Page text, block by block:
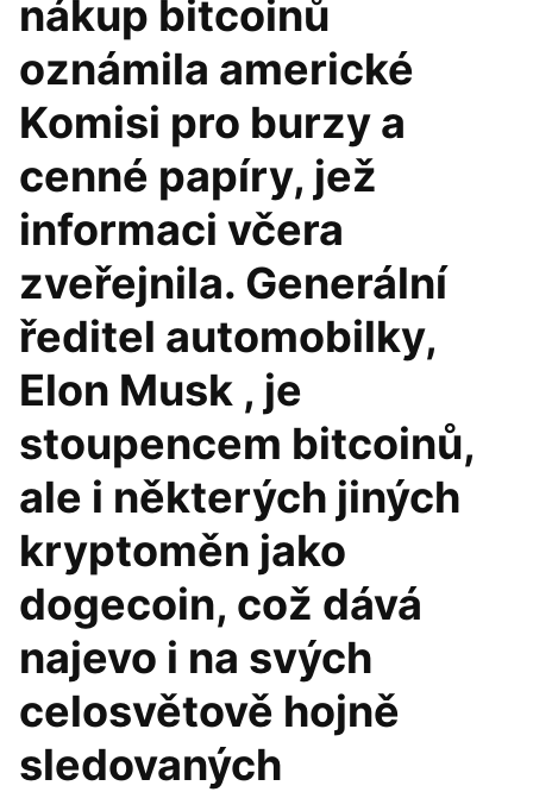
nákup bitcoinů
oznámila americké
Komisi pro burzy a
cenné papíry, jež
informaci včera
zveřejnila. Generální
ředitel automobilky,
Elon Musk , je
stoupencem bitcoinů,
ale i některých jiných
kryptoměn jako
dogecoin, což dává
najevo i na svých
celosvětově hojně
sledovaných